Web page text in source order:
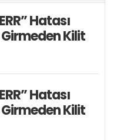
Hatası
Kilit
Hatası
Kilit